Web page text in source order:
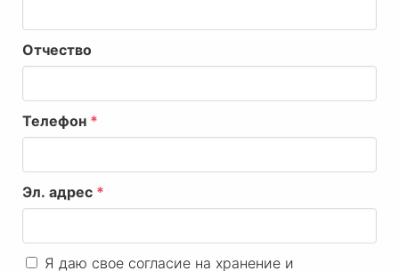
Отчество
Телефон *
Эл. адрес *